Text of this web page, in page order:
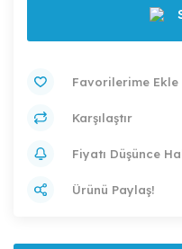
Karşılaştır
Fiyatı Düşünce
Ürünü Paylaş!